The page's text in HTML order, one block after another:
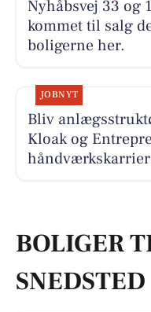
Nyhåbsvej 33 og
kommet til salg
boligerne her.
JOBNYT
Bliv
Kloak og
BOLIGER
SNEDSTED